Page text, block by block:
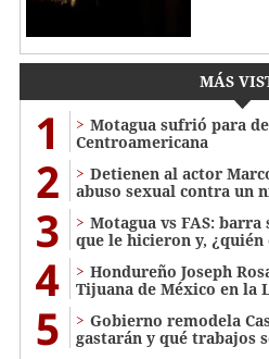
MÁS
1
Motagua sufrió para
Centroamericana
2
Detienen al actor
abuso sexual contra un
3
Motagua vs FAS:
que le hicieron y, ¿quién
4
Hondureño Joseph
Tijuana de México en la
5
Gobierno remodela
gastarán y qué trabajos